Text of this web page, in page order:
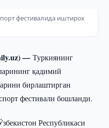
фестивалида иштирок
—Туркиянинг
қадимий
бирлаштирган
фестивали бошланди.
Республикаси